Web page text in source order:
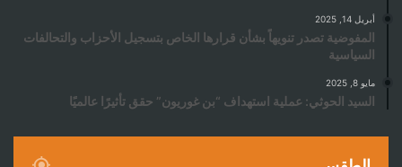
أبريل 14, 2025
المفوضية تصدر تنويهاً بشأن قرارها الخاص بتسجيل الأحزاب والتحالفات
السياسية
مايو 8, 2025
السيد الحوثي: عملية استهداف “بن غوريون” حقق تأثيرًا عالميًا